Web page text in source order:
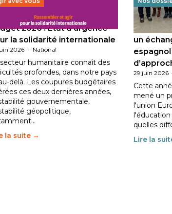
2026 : État d’urgence
la solidarité internationale
2026 - National
humanitaire connaît des
profondes, dans notre pays
delà. Les coupures budgétaires
ces deux dernières années,
gouvernementale,
géopolitique,
la suite →
un
29 juin 2026
Cette
mené un
l'union
l'éducation
quelles
Lire la